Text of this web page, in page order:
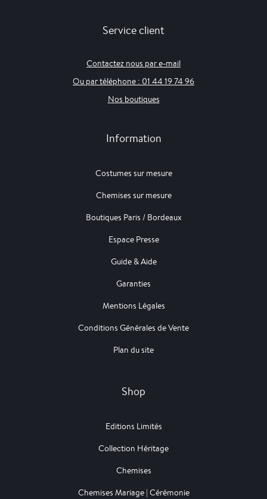
Service client
Contactez nous par e-mail
Ou par téléphone : 01 44 19 74 96
Nos boutiques
Information
Costumes sur mesure
Chemises sur mesure
Boutiques Paris / Bordeaux
Espace Presse
Guide & Aide
Garanties
Mentions Légales
Conditions Générales de Vente
Plan du site
Shop
Editions Limités
Collection Héritage
Chemises
Chemises Mariage | Cérémonie